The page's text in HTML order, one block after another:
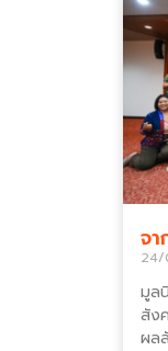
จ
มูล
สัง
ผล